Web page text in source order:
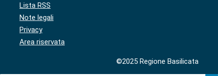
Lista RSS
Note legali
Privacy
Area riservata
©2025 Regione Basilicata